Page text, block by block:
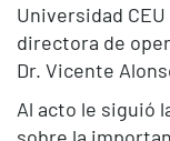
Universidad
directora de
Dr. Vicente
Al acto le siguió